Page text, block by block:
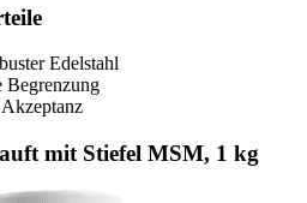
Edelstahl
Begrenzung
mit Stiefel MSM, 1 kg